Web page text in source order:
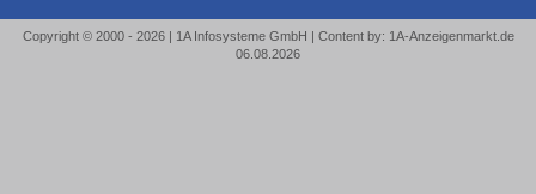
Copyright © 2000 - 2026 | 1A Infosysteme GmbH | Content by: 1A-Anzeigenmarkt.de
06.08.2026